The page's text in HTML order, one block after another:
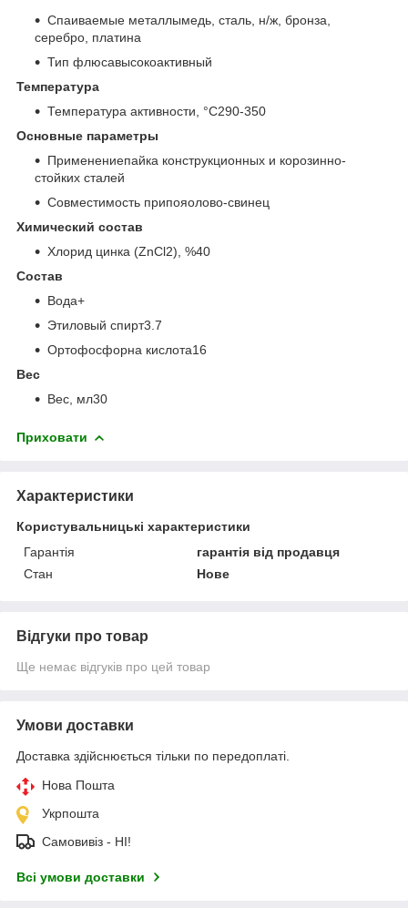
Спаиваемые металлымедь, сталь, н/ж, бронза,
серебро, платина
Тип флюсавысокоактивный
Температура
Температура активности, °C290-350
Основные параметры
Применениепайка конструкционных и корозинно-
стойких сталей
Совместимость припояолово-свинец
Химический состав
Хлорид цинка (ZnCl2), %40
Состав
Вода+
Этиловый спирт3.7
Ортофосфорна кислота16
Вес
Вес, мл30
Приховати
Характеристики
Користувальницькі характеристики
Гарантія
гарантія від продавця
Стан
Нове
Відгуки про товар
Ще немає відгуків про цей товар
Умови доставки
Доставка здійснюється тільки по передоплаті.
Нова Пошта
Укрпошта
Самовивіз - НІ!
Всі умови доставки